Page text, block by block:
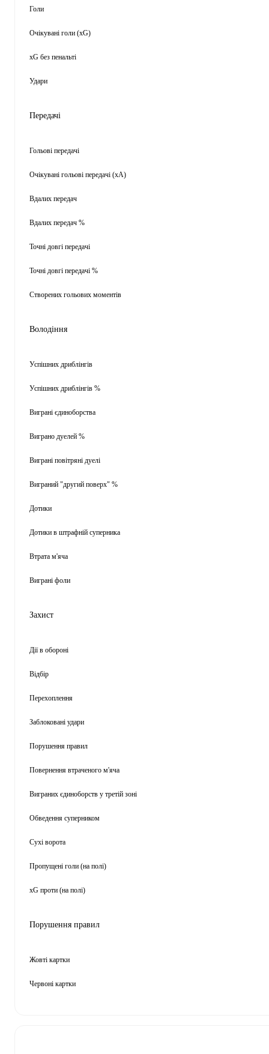
Голи
Очікувані голи (xG)
xG без пенальті
Удари
Передачі
Гольові передачі
Очікувані гольові передачі (xA)
Вдалих передач
Вдалих передач %
Точні довгі передачі
Точні довгі передачі %
Створених гольових моментів
Володіння
Успішних дриблінгів
Успішних дриблінгів %
Виграні єдиноборства
Виграно дуелей %
Виграні повітряні дуелі
Виграний "другий поверх" %
Дотики
Дотики в штрафній суперника
Втрата м'яча
Виграні фоли
Захист
Дії в обороні
Відбір
Перехоплення
Заблоковані удари
Порушення правил
Повернення втраченого м'яча
Виграних єдиноборств у третій зоні
Обведення суперником
Сухі ворота
Пропущені голи (на полі)
xG проти (на полі)
Порушення правил
Жовті картки
Червоні картки